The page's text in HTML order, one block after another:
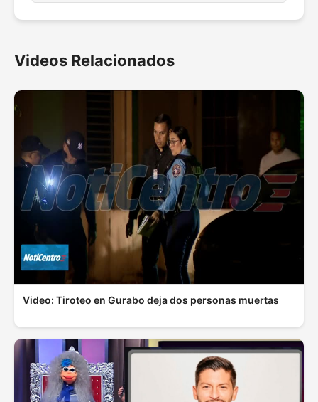
Videos Relacionados
Video: Tiroteo en Gurabo deja dos personas muertas